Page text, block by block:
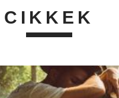
CIKKEK